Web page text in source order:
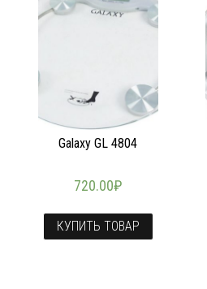
Galaxy GL 4804
720.00₽
КУПИТЬ ТОВАР